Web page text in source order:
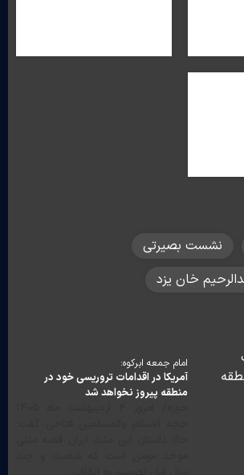
نشست بصیرتی
خان یزد
امام جمعه ابرکوه:
آمریکا در اقدامات تروریسی خود در
منطقه پیروز نخواهد شد